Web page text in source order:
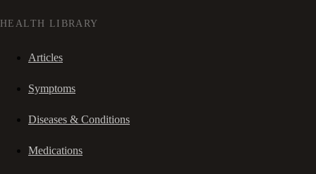
HEALTH LIBRARY
Articles
Symptoms
Diseases & Conditions
Medications